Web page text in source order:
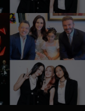
Gaya Hidup